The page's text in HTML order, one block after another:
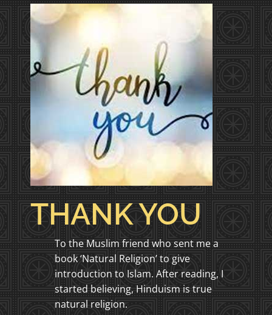
THANK YOU
To the Muslim friend who sent me a
book ‘Natural Religion’ to give
introduction to Islam. After reading, I
started believing, Hinduism is true
natural religion.